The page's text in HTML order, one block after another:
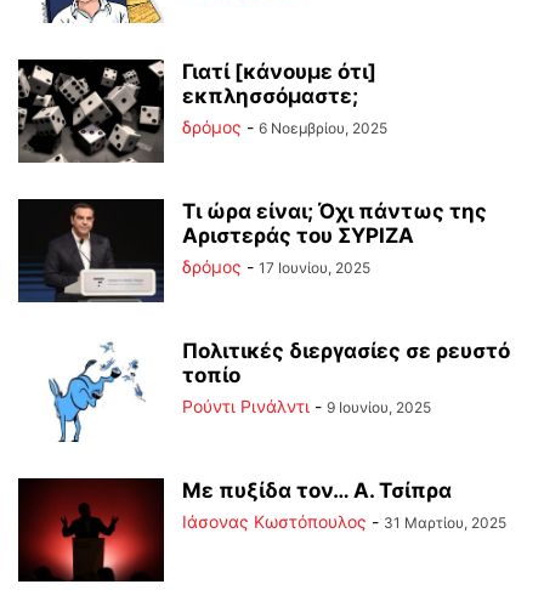
Γιατί [κάνουμε ότι]
εκπλησσόμαστε;
δρόμος - 6 Νοεμβρίου, 2025
Τι ώρα είναι; Όχι πάντως της
Αριστεράς του ΣΥΡΙΖΑ
δρόμος - 17 Ιουνίου, 2025
Πολιτικές διεργασίες σε ρευστό
τοπίο
Ρούντι Ρινάλντι - 9 Ιουνίου, 2025
Με πυξίδα τον… Α. Τσίπρα
Ιάσονας Κωστόπουλος - 31 Μαρτίου, 2025